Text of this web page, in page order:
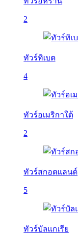
2
ทัวร์ทิเบต
4
ทัวร์อเมริกาใต้
2
ทัวร์สกอตแลนด์
5
ทัวร์บัลเเกเรีย